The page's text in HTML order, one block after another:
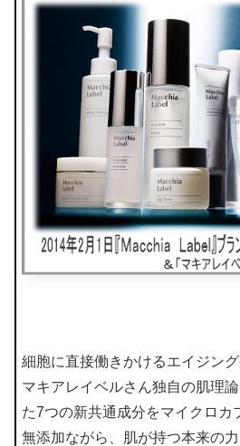
細胞に直接働きかけるエイジング
マキアレイベルさん独自の肌理
た7つの新共通成分をマイクロカ
無添加ながら、肌が持つ本来の